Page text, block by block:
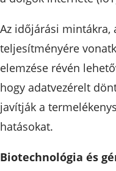
Az időjárási mintákra,
teljesítményére
elemzése révén
hogy adatvezérelt
javítják a
hatásokat.
Biotechnológia és